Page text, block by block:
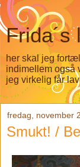
Frida´s
her skal jeg
indimellem også
jeg virkelig får
fredag, november
Smukt! /